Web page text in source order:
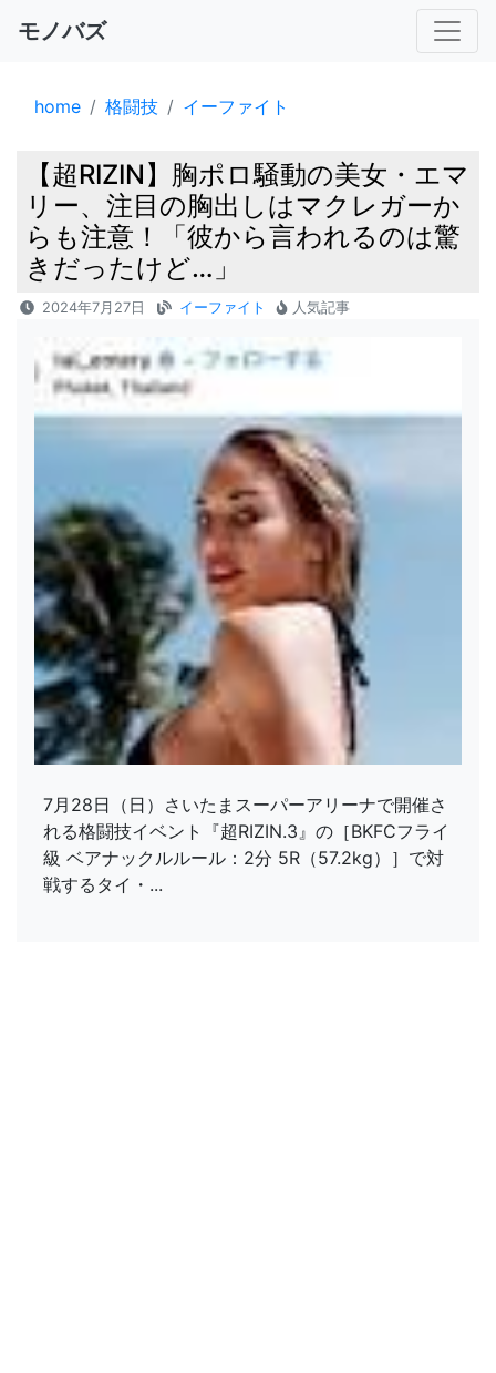
モノバズ
home 格闘技 イーファイト
【超RIZIN】胸ポロ騒動の美女・エマ
リー、注目の胸出しはマクレガーか
らも注意！「彼から言われるのは驚
きだったけど…」
2024年7月27日 イーファイト 人気記事
7月28日（日）さいたまスーパーアリーナで開催さ
れる格闘技イベント『超RIZIN.3』の［BKFCフライ
級 ベアナックルルール：2分 5R（57.2kg）］で対
戦するタイ・...